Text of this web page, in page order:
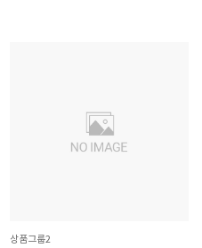
상품그룹2